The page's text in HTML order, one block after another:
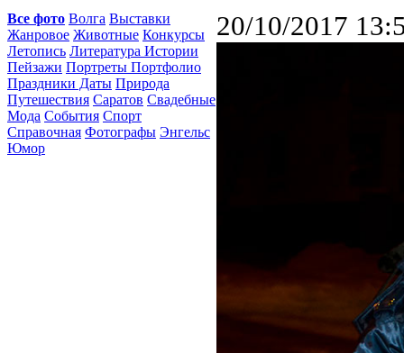
Все фото Волга Выставки
Жанровое Животные Конкурсы
Летопись Литература Истории
Пейзажи Портреты Портфолио
Праздники Даты Природа
Путешествия Саратов Свадебные
Мода События Спорт
Справочная Фотографы Энгельс
Юмор
20/10/2017